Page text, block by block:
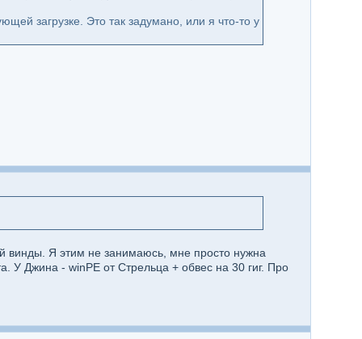
загрузке. Это так задумано, или я что-то у
винды. Я этим не занимаюсь, мне просто нужна
У Джина - winPE от Стрельца + обвес на 30 гиг. Про